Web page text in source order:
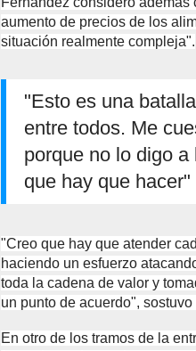
aumento de precios de los
situación realmente compleja".
"Esto es una
entre todos. Me
porque no lo digo
que hay que hacer"
"Creo que hay que atender
haciendo un esfuerzo
toda la cadena de valor y
un punto de acuerdo",
En otro de los tramos de la